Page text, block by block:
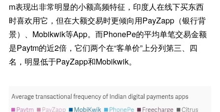
m表现出非常明显的小额高频特征，印度人在线下买东西
时喜欢用它，但在大额交易时更倾向用PayZapp（银行背
景）、Mobikwik等App。而PhonePe的平均单笔交易金额
是Paytm的近2倍，它们两个在“客单价”上分列第三、四
名，明显低于PayZapp和Mobikwik。